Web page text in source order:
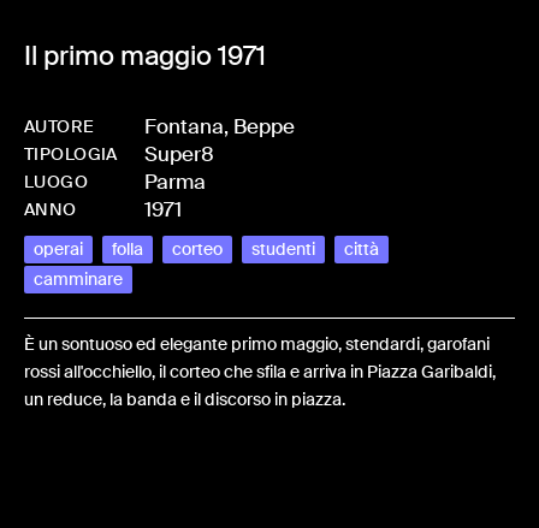
Il primo maggio 1971
AUTORE Fontana, Beppe
TIPOLOGIA Super8
LUOGO Parma
ANNO 1971
operai folla corteo studenti
città
camminare
È un sontuoso ed elegante primo maggio, stendardi, garofani
rossi all'occhiello, il corteo che sfila e arriva in Piazza Garibaldi,
un reduce, la banda e il discorso in piazza.